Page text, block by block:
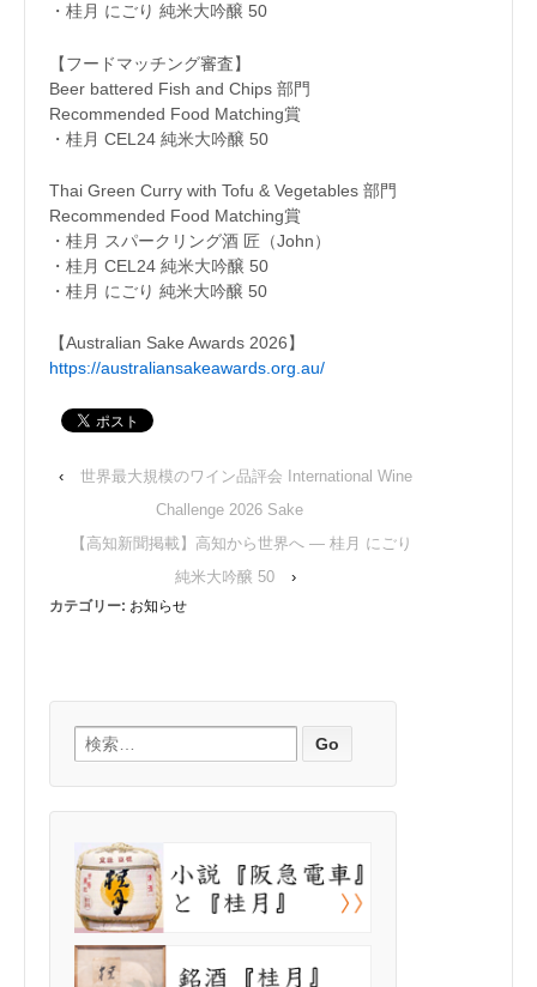
・桂月 にごり 純米大吟醸 50
【フードマッチング審査】
Beer battered Fish and Chips 部門
Recommended Food Matching賞
・桂月 CEL24 純米大吟醸 50
Thai Green Curry with Tofu & Vegetables 部門
Recommended Food Matching賞
・桂月 スパークリング酒 匠（John）
・桂月 CEL24 純米大吟醸 50
・桂月 にごり 純米大吟醸 50
【Australian Sake Awards 2026】
https://australiansakeawards.org.au/
‹
世界最大規模のワイン品評会 International Wine
Challenge 2026 Sake
【高知新聞掲載】高知から世界へ ― 桂月 にごり
純米大吟醸 50
›
カテゴリー: お知らせ
検索: